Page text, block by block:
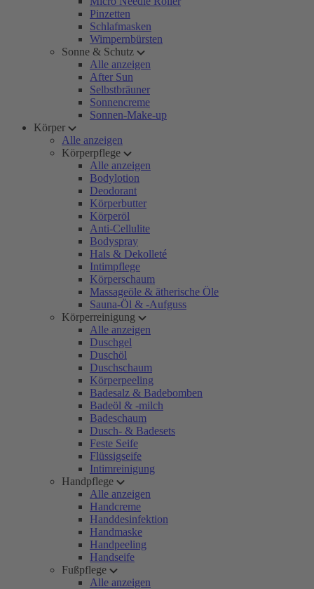
Pinzetten
Schlafmasken
Wimpernbürsten
Sonne & Schutz
Alle anzeigen
After Sun
Selbstbräuner
Sonnencreme
Sonnen-Make-up
Körper
Alle anzeigen
Körperpflege
Alle anzeigen
Bodylotion
Deodorant
Körperbutter
Körperöl
Anti-Cellulite
Bodyspray
Hals & Dekolleté
Intimpflege
Körperschaum
Massageöle & ätherische Öle
Sauna-Öl & -Aufguss
Körperreinigung
Alle anzeigen
Duschgel
Duschöl
Duschschaum
Körperpeeling
Badesalz & Badebomben
Badeöl & -milch
Badeschaum
Dusch- & Badesets
Feste Seife
Flüssigseife
Intimreinigung
Handpflege
Alle anzeigen
Handcreme
Handdesinfektion
Handmaske
Handpeeling
Handseife
Fußpflege
Alle anzeigen